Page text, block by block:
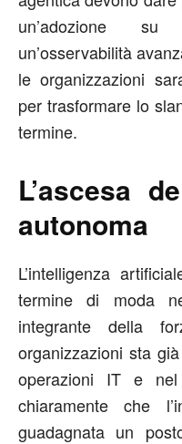
un’adozione
un’osservabilità
le organizzazioni
per trasformare lo
termine.
L’ascesa
autonoma
L’intelligenza
termine di moda
integrante della
organizzazioni sta
operazioni IT e
chiaramente che
guadagnata un